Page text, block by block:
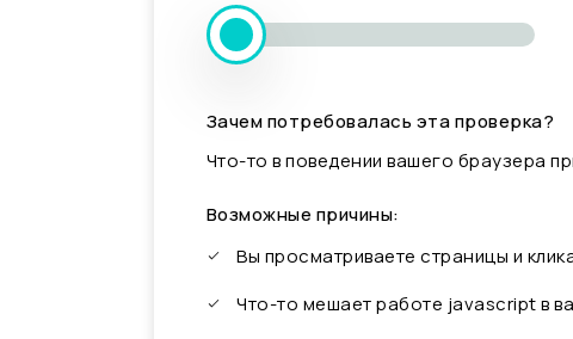
Зачем потребовалась эта проверка?
Что-то в поведении вашего браузера
Возможные причины:
Вы просматриваете страницы и
Что-то мешает работе javascript в